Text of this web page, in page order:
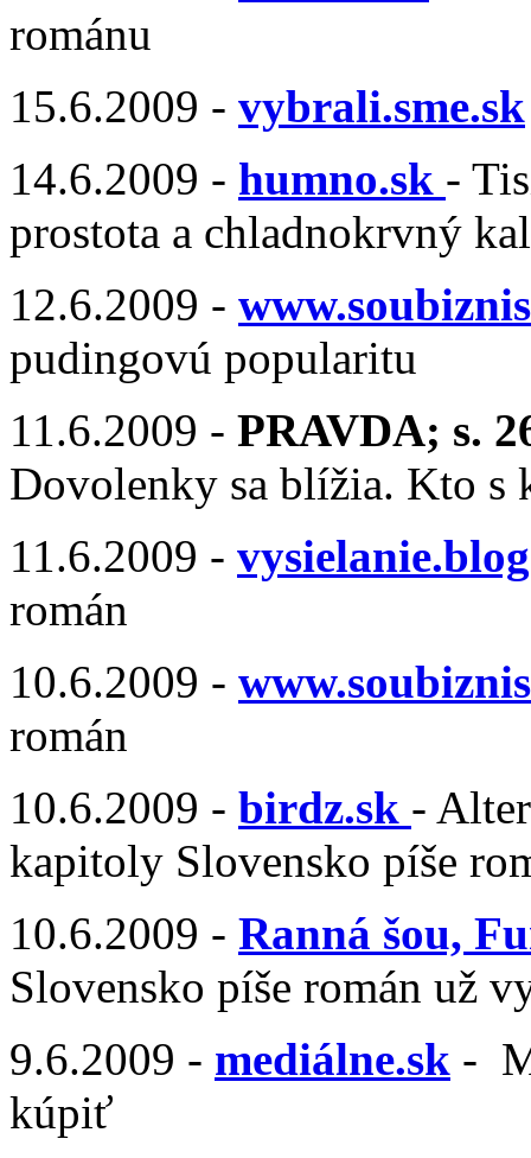
románu
15.6.2009 - vybrali.sme.sk
14.6.2009 - humno.sk -
prostota a chladnokrvný
12.6.2009 -
pudingovú popularitu
11.6.2009 - PRAVDA; s.
Dovolenky sa blížia. Kto s
11.6.2009 -
román
10.6.2009 -
román
10.6.2009 - birdz.sk -
kapitoly Slovensko píše
10.6.2009 - Ranná šou,
Slovensko píše román už
9.6.2009 - mediálne.sk -
kúpiť